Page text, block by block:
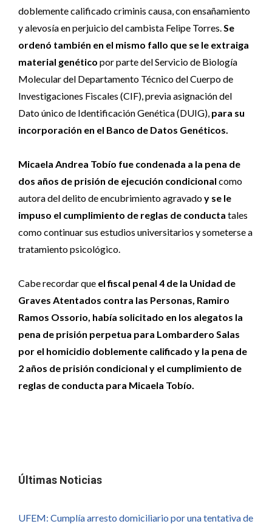
doblemente calificado criminis causa, con ensañamiento
y alevosía en perjuicio del cambista Felipe Torres.Se
ordenó también en el mismo fallo que se le extraiga
material genético por parte del Servicio de Biología
Molecular del Departamento Técnico del Cuerpo de
Investigaciones Fiscales (CIF), previa asignación del
Dato único de Identificación Genética (DUIG), para su
incorporación en el Banco de Datos Genéticos.
Micaela Andrea Tobío fue condenada a la pena de
dos años de prisión de ejecución condicional como
autora del delito de encubrimiento agravadoy se le
impuso el cumplimiento de reglas de conducta tales
como continuar sus estudios universitarios y someterse a
tratamiento psicológico.
Cabe recordar que el fiscal penal 4 de la Unidad de
Graves Atentados contra las Personas, Ramiro
Ramos Ossorio, había solicitado en los alegatos la
pena de prisión perpetua para Lombardero Salas
por el homicidio doblemente calificado y la pena de
2 años de prisión condicional y el cumplimiento de
reglas de conducta para Micaela Tobío.
Últimas Noticias
UFEM: Cumplía arresto domiciliario por una tentativa de